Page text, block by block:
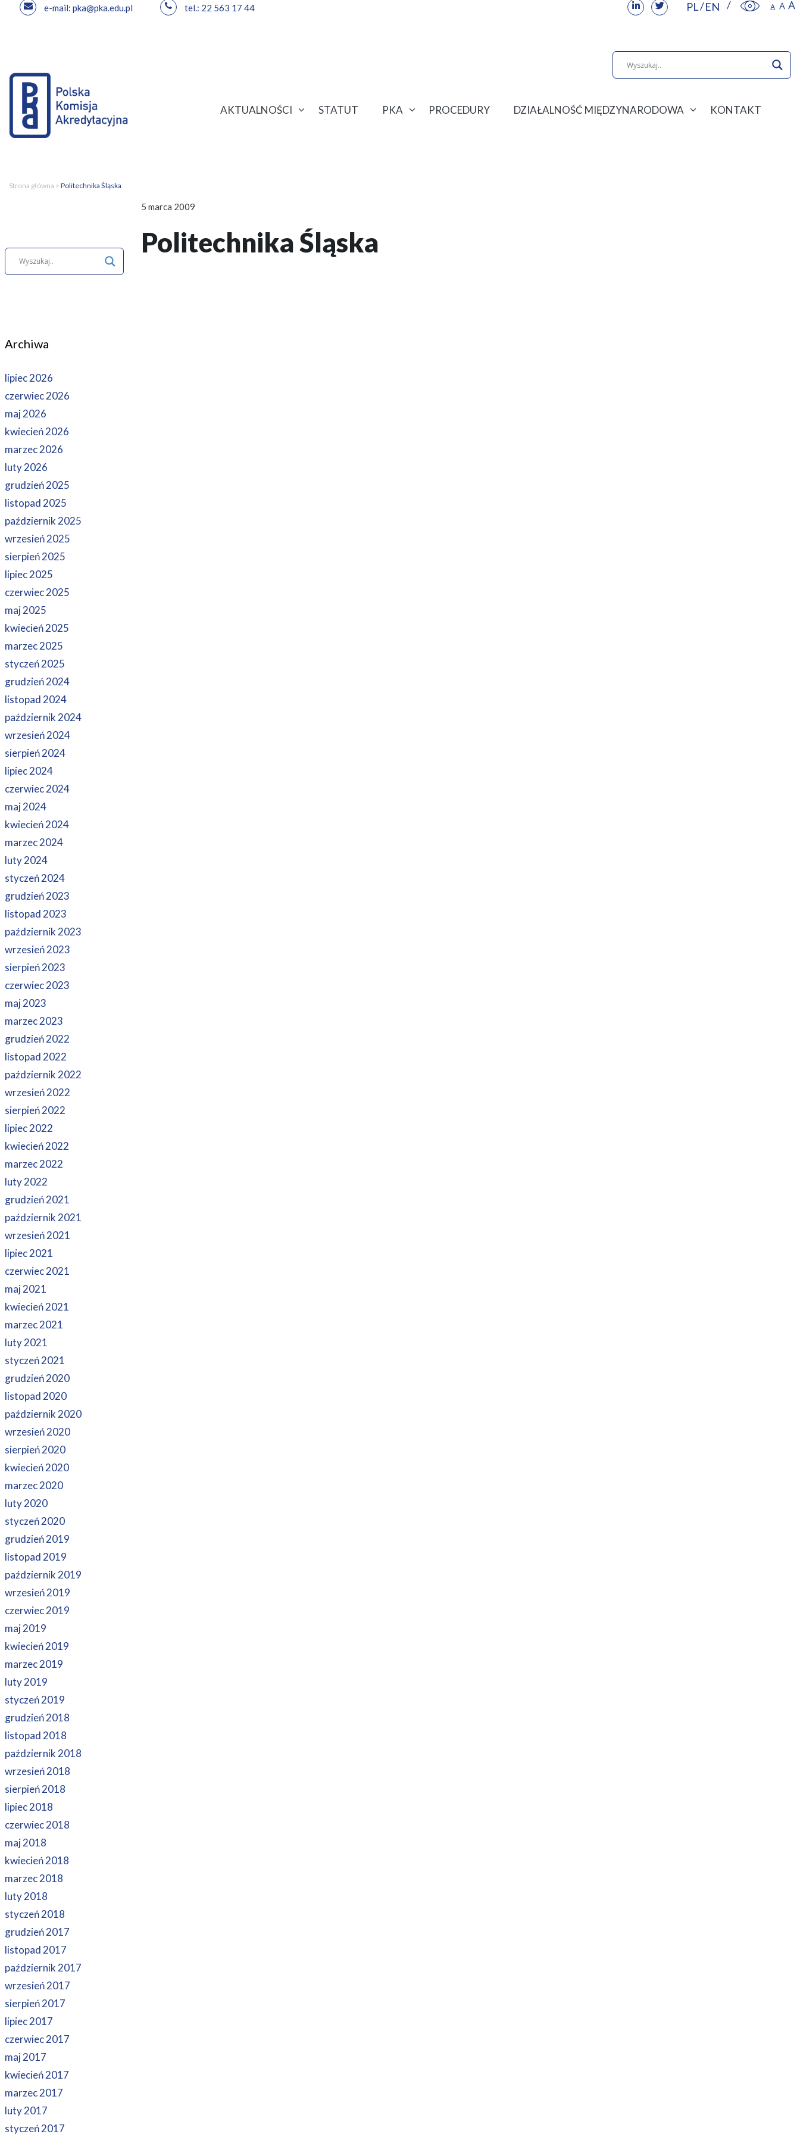
e-mail: pka@pka.edu.pl tel.: 22 563 17 44 PL EN
AKTUALNOŚCI STATUT PKA PROCEDURY DZIAŁALNOŚĆ MIĘDZYNARODOWA KONTAKT
Strona główna > Politechnika Śląska
5 marca 2009
Politechnika Śląska
Archiwa
lipiec 2026
czerwiec 2026
maj 2026
kwiecień 2026
marzec 2026
luty 2026
grudzień 2025
listopad 2025
październik 2025
wrzesień 2025
sierpień 2025
lipiec 2025
czerwiec 2025
maj 2025
kwiecień 2025
marzec 2025
styczeń 2025
grudzień 2024
listopad 2024
październik 2024
wrzesień 2024
sierpień 2024
lipiec 2024
czerwiec 2024
maj 2024
kwiecień 2024
marzec 2024
luty 2024
styczeń 2024
grudzień 2023
listopad 2023
październik 2023
wrzesień 2023
sierpień 2023
czerwiec 2023
maj 2023
marzec 2023
grudzień 2022
listopad 2022
październik 2022
wrzesień 2022
sierpień 2022
lipiec 2022
kwiecień 2022
marzec 2022
luty 2022
grudzień 2021
październik 2021
wrzesień 2021
lipiec 2021
czerwiec 2021
maj 2021
kwiecień 2021
marzec 2021
luty 2021
styczeń 2021
grudzień 2020
listopad 2020
październik 2020
wrzesień 2020
sierpień 2020
kwiecień 2020
marzec 2020
luty 2020
styczeń 2020
grudzień 2019
listopad 2019
październik 2019
wrzesień 2019
czerwiec 2019
maj 2019
kwiecień 2019
marzec 2019
luty 2019
styczeń 2019
grudzień 2018
listopad 2018
październik 2018
wrzesień 2018
sierpień 2018
lipiec 2018
czerwiec 2018
maj 2018
kwiecień 2018
marzec 2018
luty 2018
styczeń 2018
grudzień 2017
listopad 2017
październik 2017
wrzesień 2017
sierpień 2017
lipiec 2017
czerwiec 2017
maj 2017
kwiecień 2017
marzec 2017
luty 2017
styczeń 2017